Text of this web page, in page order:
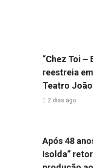
“Chez Toi –
reestreia
Teatro
2 dias ago
Após 48
Isolda”